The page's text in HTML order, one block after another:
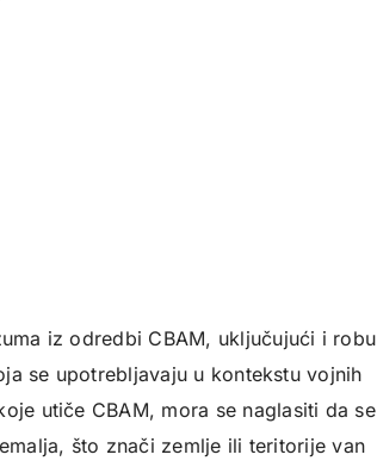
iz odredbi CBAM, uključujući i robu
se upotrebljavaju u kontekstu vojnih
utiče CBAM, mora se naglasiti da se
što znači zemlje ili teritorije van